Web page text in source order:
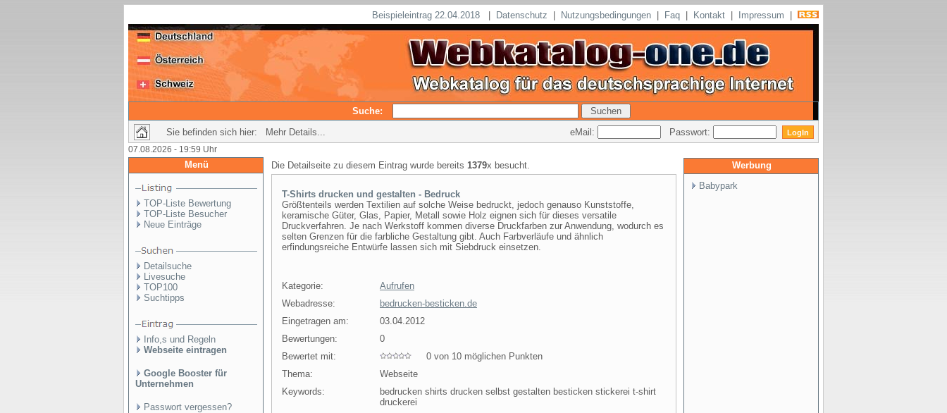
Beispieleintrag 22.04.2018 Datenschutz Nutzungsbedingungen Faq Kontakt Impressum
Suche:
Sie befinden sich hier: Mehr Details...
eMail: Passwort:
07.08.2026 - 19:59 Uhr
Menü
TOP-Liste Bewertung
TOP-Liste Besucher
Neue Einträge
Detailsuche
Livesuche
TOP100
Suchtipps
Info,s und Regeln
Webseite eintragen
Google Booster für
Unternehmen
Passwort vergessen?
Die Detailseite zu diesem Eintrag wurde bereits 1379x besucht.
T-Shirts drucken und gestalten - Bedruck
Größtenteils werden Textilien auf solche Weise bedruckt, jedoch genauso Kunststoffe,
keramische Güter, Glas, Papier, Metall sowie Holz eignen sich für dieses versatile
Druckverfahren. Je nach Werkstoff kommen diverse Druckfarben zur Anwendung, wodurch es
selten Grenzen für die farbliche Gestaltung gibt. Auch Farbverläufe und ähnlich
erfindungsreiche Entwürfe lassen sich mit Siebdruck einsetzen.
Kategorie:
Aufrufen
Webadresse:
bedrucken-besticken.de
Eingetragen am:
03.04.2012
Bewertungen:
0
Bewertet mit:
0 von 10 möglichen Punkten
Thema:
Webseite
Keywords:
bedrucken shirts drucken selbst gestalten besticken stickerei t-shirt
druckerei
Werbung
Babypark